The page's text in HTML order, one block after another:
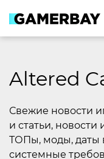
content
Altered
Свежие новости
и статьи,
ТОПы, моды, даты
системные